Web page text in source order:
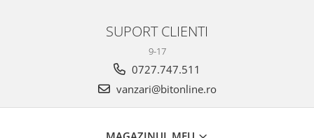
SUPORT CLIENTI
9-17
0727.747.511
vanzari@bitonline.ro